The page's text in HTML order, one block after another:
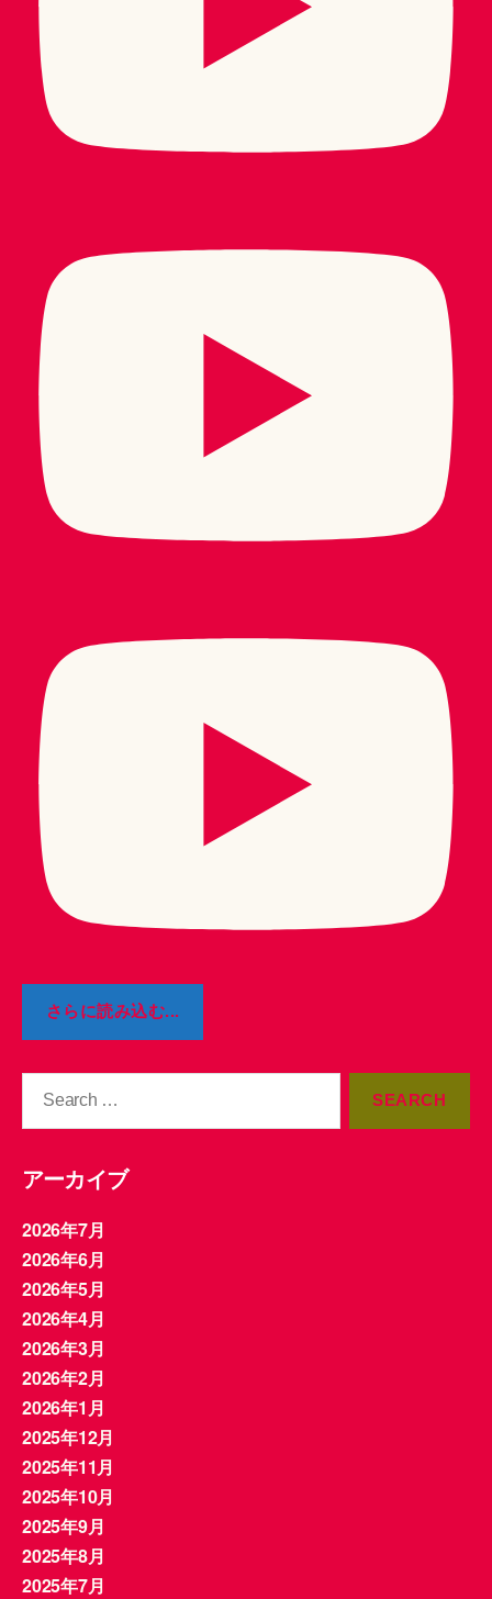
さらに読み込む...
アーカイブ
2026年7月
2026年6月
2026年5月
2026年4月
2026年3月
2026年2月
2026年1月
2025年12月
2025年11月
2025年10月
2025年9月
2025年8月
2025年7月